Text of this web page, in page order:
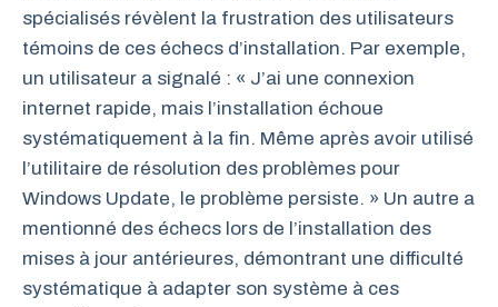
spécialisés révèlent la frustration des utilisateurs
témoins de ces échecs d’installation. Par exemple,
un utilisateur a signalé : « J’ai une connexion
internet rapide, mais l’installation échoue
systématiquement à la fin. Même après avoir utilisé
l’utilitaire de résolution des problèmes pour
Windows Update, le problème persiste. » Un autre a
mentionné des échecs lors de l’installation des
mises à jour antérieures, démontrant une difficulté
systématique à adapter son système à ces